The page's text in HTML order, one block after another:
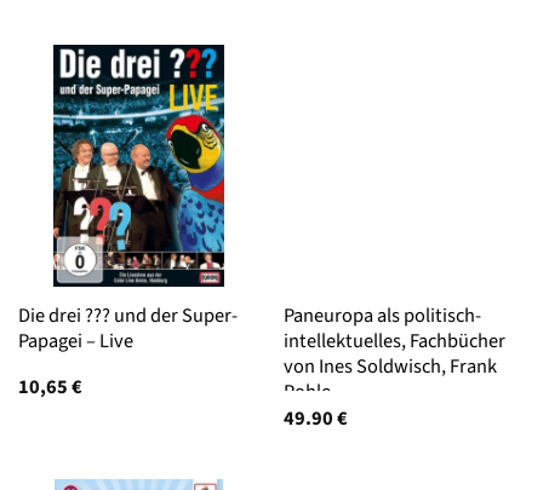
Die drei ??? und der Super-
Papagei – Live
10,65€
Paneuropa als politisch-
intellektuelles, Fachbücher
von Ines Soldwisch, Frank
Pohle
49.90€